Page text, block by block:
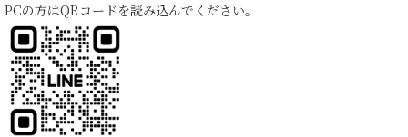
PCの方はQRコードを読み込んでください。